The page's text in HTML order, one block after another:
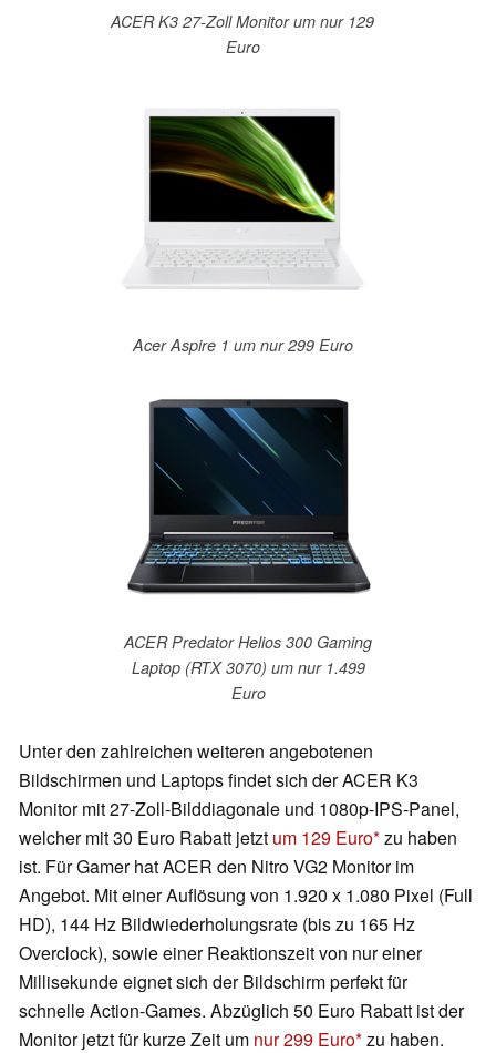
ACER K3 27-Zoll Monitor um nur 129
Euro
Acer Aspire 1 um nur 299 Euro
ACER Predator Helios 300 Gaming
Laptop (RTX 3070) um nur 1.499
Euro
Unter den zahlreichen weiteren angebotenen
Bildschirmen und Laptops findet sich der ACER K3
Monitor mit 27-Zoll-Bilddiagonale und 1080p-IPS-Panel,
welcher mit 30 Euro Rabatt jetzt um 129 Euro zu haben
ist. Für Gamer hat ACER den Nitro VG2 Monitor im
Angebot. Mit einer Auflösung von 1.920 x 1.080 Pixel (Full
HD), 144 Hz Bildwiederholungsrate (bis zu 165 Hz
Overclock), sowie einer Reaktionszeit von nur einer
Millisekunde eignet sich der Bildschirm perfekt für
schnelle Action-Games. Abzüglich 50 Euro Rabatt ist der
Monitor jetzt für kurze Zeit um nur 299 Euro zu haben.